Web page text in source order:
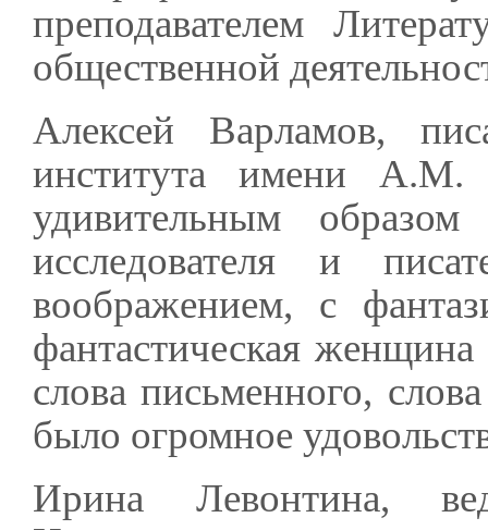
преподавателем
общественной
Алексей Варламов,
института имени А.М.
удивительным образом
исследователя и
воображением, с
фантастическая
слова письменного,
было огромное
Ирина Левонтина,